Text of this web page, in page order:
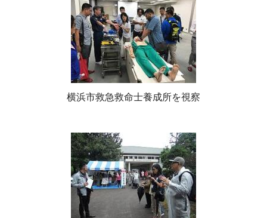
横浜市救急救命士養成所を視察